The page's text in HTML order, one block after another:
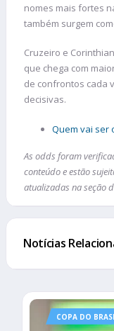
nomes mais fortes
também surgem
Cruzeiro e
que chega com
de confrontos cada
decisivas.
Quem vai ser
As odds foram
conteúdo e estão
atualizadas na seção
Notícias
COPA DO